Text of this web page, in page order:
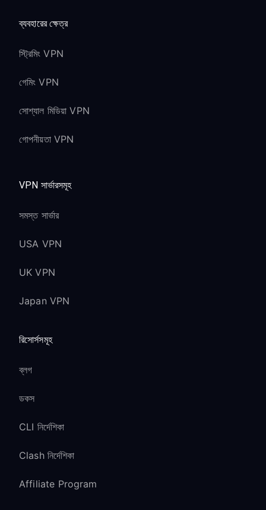
ব্যবহারের ক্ষেত্র
স্ট্রিমিং VPN
গেমিং VPN
সোশ্যাল মিডিয়া VPN
গোপনীয়তা VPN
VPN সার্ভারসমূহ
সমস্ত সার্ভার
USA VPN
UK VPN
Japan VPN
রিসোর্সসমূহ
ব্লগ
ডকস
CLI নির্দেশিকা
Clash নির্দেশিকা
Affiliate Program